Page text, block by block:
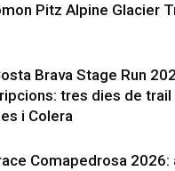
Pitz Alpine Glacier
Brava Stage Run
tres dies de trail
i Colera
Comapedrosa 2026: